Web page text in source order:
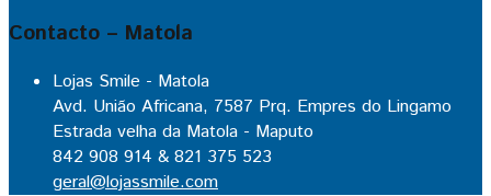
Contacto – Matola
Lojas Smile - Matola
Avd. União Africana, 7587 Prq. Empres do Lingamo
Estrada velha da Matola - Maputo
842 908 914 & 821 375 523
geral@lojassmile.com